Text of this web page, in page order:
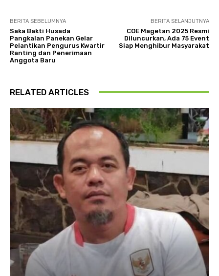
BERITA SEBELUMNYA
Saka Bakti Husada
Pangkalan Panekan Gelar
Pelantikan Pengurus Kwartir
Ranting dan Penerimaan
Anggota Baru
BERITA SELANJUTNYA
COE Magetan 2025 Resmi
Diluncurkan, Ada 75 Event
Siap Menghibur Masyarakat
RELATED ARTICLES